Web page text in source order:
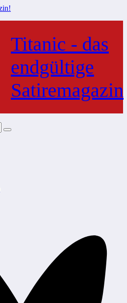
Titanic - das
endgültige
Satiremagazin